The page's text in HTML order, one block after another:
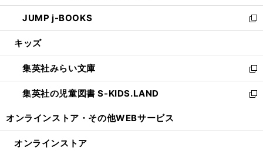
ウ
で
開
ン
ド
ウ
開
く
ウ
ィ
ン
ウ
で
開
く
し
い
ウ
ン
ド
ウ
で
JUMP j-BOOKS
新
し
ウ
ィ
ン
ド
開
キッズ
集英社みらい文庫
新
し
い
ン
集英社の児童図書 S-KIDS.LAND
新
ウ
オンラインストア・ その他WEBサービス
オンラインストア